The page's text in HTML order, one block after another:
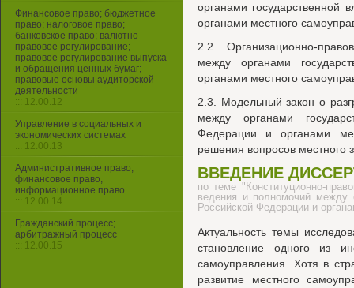
органами государственной
органами местного
2.2. Организационно-
между органами
органами местного
2.3. Модельный закон о
между органами
Федерации и органами
решения вопросов местного
ВВЕДЕНИЕ
по теме "Конституционно-
ведения и полномочий между
Российской Федерации и
Актуальность темы
становление одного из
самоуправления. Хотя в
развитие местного
Финансовое право; бюджетное
право; налоговое право;
банковское право; валютно-
правовое регулирование;
правовое регулирование выпуска
и обращения ценных бумаг;
правовые основы аудиторской
деятельности
::: 12.00.12
Управление в социальных и
экономических системах
::: 12.00.13
Административное право,
финансовое право,
информационное право
::: 12.00.14
Гражданский процесс;
арбитражный процесс
::: 12.00.15